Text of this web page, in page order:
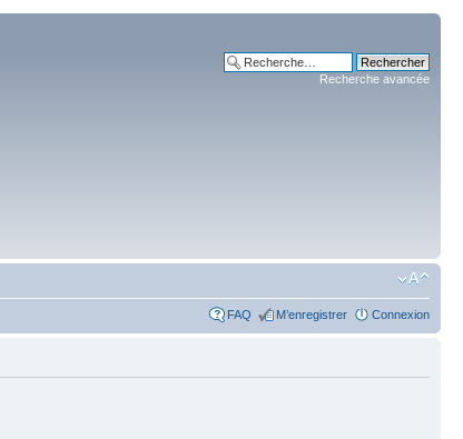
Recherche avancée
FAQ M’enregistrer Connexion